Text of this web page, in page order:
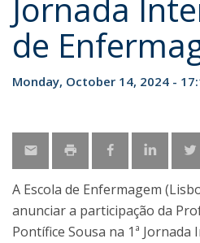
Jornada
de
Monday, October 14, 2024 -
A Escola de Enfermagem
anunciar a participação da
Pontífice Sousa na 1ª Jornada